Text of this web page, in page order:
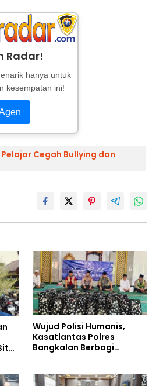
Radar!
hanya untuk
kesempatan ini!
Cegah Bullying dan
Wujud Polisi Humanis,
Kasatlantas Polres
Bangkalan Berbagi
Ahmad Ibrahim